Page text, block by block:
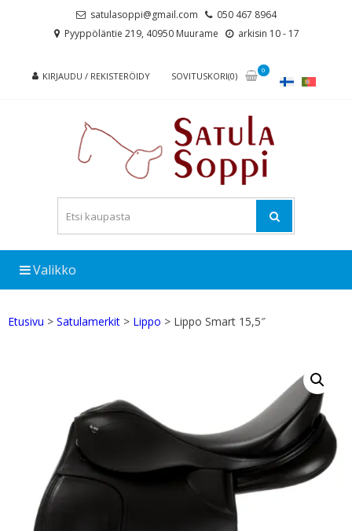
satulasoppi@gmail.com
050 467 8964
Pyyppöläntie 219, 40950 Muurame
arkisin 10 - 17
KIRJAUDU / REKISTERÖIDY SOVITUSKORI(0)
0
Valikko
Etusivu > Satulamerkit > Lippo > Lippo Smart 15,5″